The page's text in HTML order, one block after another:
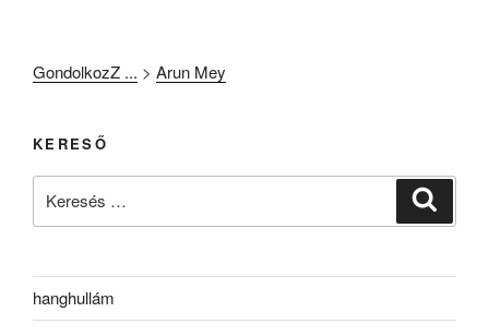
GondolkozZ ... > Arun Mey
KERESŐ
hanghullám